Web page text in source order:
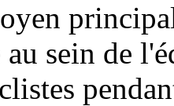
sein de